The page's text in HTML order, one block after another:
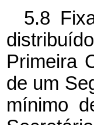
5.8
Primeira
de um
mínimo